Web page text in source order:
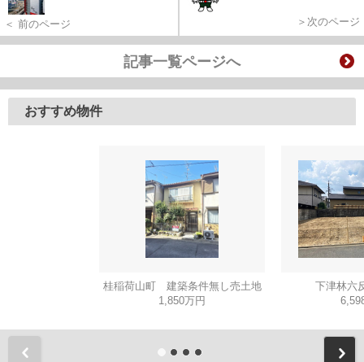
＜ 前のページ ＞次のページ
記事一覧ページへ
おすすめ物件
桂稲荷山町 建築条件無し売土地
1,850万円
下津林六